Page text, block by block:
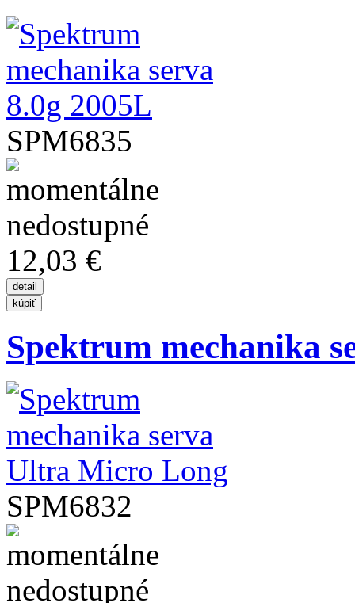
SPM6835
12,03 €
Spektrum mechanika
SPM6832